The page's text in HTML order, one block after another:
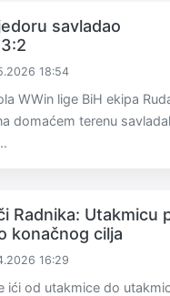
savladao
18:54
WWin lige BiH ekipa
domaćem terenu
Radnika: Utakmicu
konačnog cilja
16:29
ići od utakmice do